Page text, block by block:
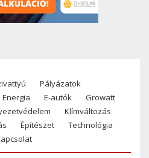
Pályázatok
Energia E-autók
Growatt
Klímváltozás
Építészet
Technológia